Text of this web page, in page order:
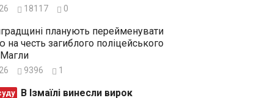
18117 0
планують перейменувати
на честь загиблого поліцейського
Магли
9396 1